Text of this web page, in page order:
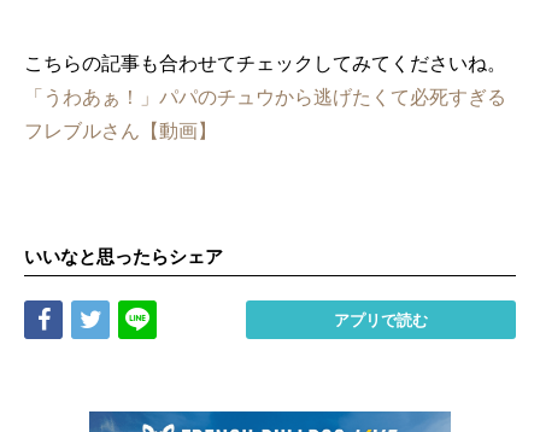
こちらの記事も合わせてチェックしてみてくださいね。
「うわあぁ！」パパのチュウから逃げたくて必死すぎる
フレブルさん【動画】
いいなと思ったらシェア
Share Tweet アプリで読む